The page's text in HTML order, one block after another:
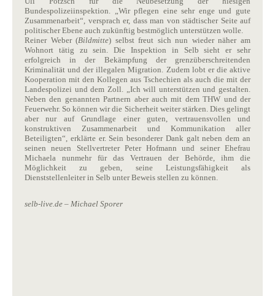
Bundespolizeiinspektion. „Wir pflegen eine sehr enge und gute
Zusammenarbeit“, versprach er, dass man von städtischer Seite auf
politischer Ebene auch zukünftig bestmöglich unterstützen wolle.
Reiner Weber (Bildmitte) selbst freut sich nun wieder näher am
Wohnort tätig zu sein. Die Inspektion in Selb sieht er sehr
erfolgreich in der Bekämpfung der grenzüberschreitenden
Kriminalität und der illegalen Migration. Zudem lobt er die aktive
Kooperation mit den Kollegen aus Tschechien als auch die mit der
Landespolizei und dem Zoll. „Ich will unterstützen und gestalten.
Neben den genannten Partnern aber auch mit dem THW und der
Feuerwehr. So können wir die Sicherheit weiter stärken. Dies gelingt
aber nur auf Grundlage einer guten, vertrauensvollen und
konstruktiven Zusammenarbeit und Kommunikation aller
Beteiligten“, erklärte er. Sein besonderer Dank galt neben dem an
seinen neuen Stellvertreter Peter Hofmann und seiner Ehefrau
Michaela nunmehr für das Vertrauen der Behörde, ihm die
Möglichkeit zu geben, seine Leistungsfähigkeit als
Dienststellenleiter in Selb unter Beweis stellen zu können.
selb-live.de – Michael Sporer